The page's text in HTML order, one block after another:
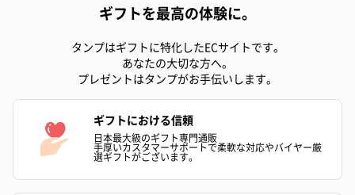
BIRTHDAY TO YOU）
（660円）
ギフトを最高の体験に。
タンプはギフトに特化したECサイトです。
あなたの大切な方へ。
プレゼントはタンプがお手伝いします。
ギフトにおける信頼
日本最大級のギフト専門通販
手厚いカスタマーサポートで柔軟な対応やバイヤー厳
選ギフトがございます。